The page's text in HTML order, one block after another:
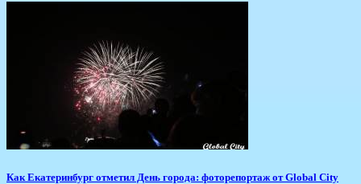
Как Екатеринбург отметил День города: фоторепортаж от Global City